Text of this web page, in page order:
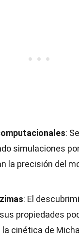
:
simulaciones
la precisión del
: El
propiedades
la cinética de